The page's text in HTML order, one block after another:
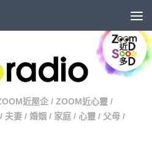
近屋企 / ZOOM近心靈 /
/ 夫妻 / 婚姻 / 家庭 / 心靈 / 父母 /